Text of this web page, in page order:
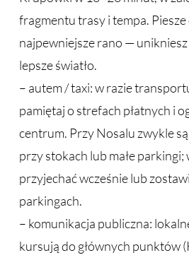
fragmentu trasy i tempa. Piesze
najpewniejsze rano —
lepsze światło.
– autem / taxi: w razie
pamiętaj o strefach płatnych i
centrum. Przy Nosalu zwykle
przy stokach lub małe parkingi;
przyjechać wcześnie lub
parkingach.
– komunikacja publiczna:
kursują do głównych punktów